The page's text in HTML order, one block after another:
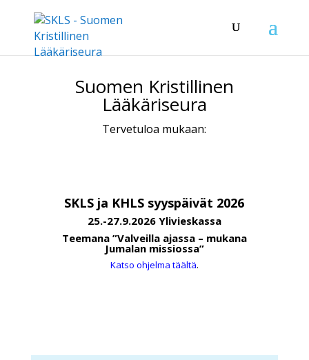
Suomen Kristillinen
Lääkäriseura
Tervetuloa mukaan:
SKLS ja KHLS syyspäivät 2026
25.-27.9.2026 Ylivieskassa
Teemana ”Valveilla ajassa – mukana
Jumalan missiossa”
Katso ohjelma täältä.